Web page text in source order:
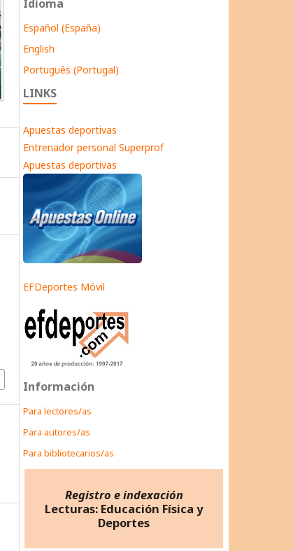
Idioma
Español (España)
English
Português (Portugal)
LINKS
Apuestas deportivas
Entrenador personal Superprof
Apuestas deportivas
EFDeportes Móvil
Información
Para lectores/as
Para autores/as
Para bibliotecarios/as
Registro e indexación
Lecturas: Educación Física y
Deportes